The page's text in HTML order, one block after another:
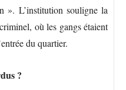
». L’institution souligne la
où les gangs étaient
du quartier.
?